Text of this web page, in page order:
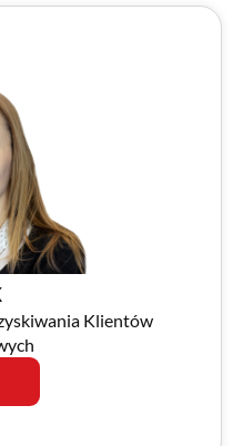
Klientów